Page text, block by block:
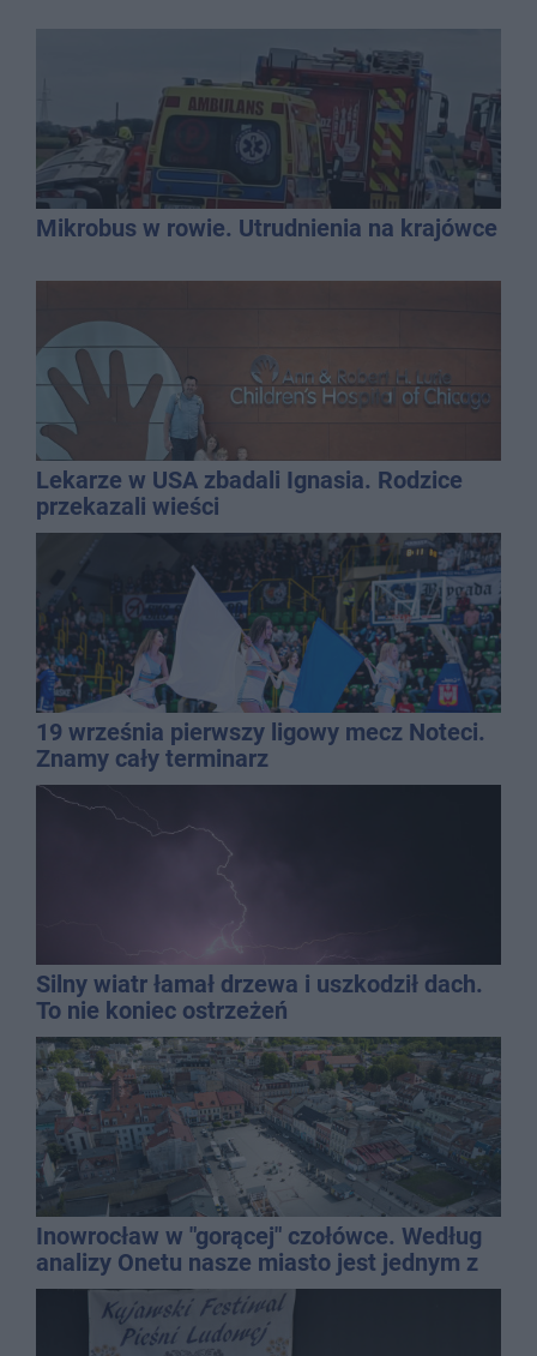
Mikrobus w rowie. Utrudnienia na krajówce
Lekarze w USA zbadali Ignasia. Rodzice
przekazali wieści
19 września pierwszy ligowy mecz Noteci.
Znamy cały terminarz
Silny wiatr łamał drzewa i uszkodził dach.
To nie koniec ostrzeżeń
Inowrocław w "gorącej" czołówce. Według
analizy Onetu nasze miasto jest jednym z
najbardziej narażonych na upały